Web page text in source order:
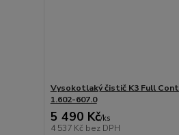
Vysokotlaký čistič K3 Full
1.602-607.0
5 490 Kč/ks
4 537 Kč bez DPH